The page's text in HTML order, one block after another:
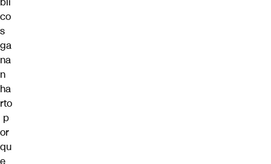
co
s
ga
na
n
ha
rto
p
or
qu
e